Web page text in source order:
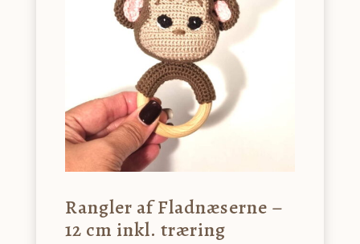
Rangler af Fladnæserne –
12 cm inkl. træring